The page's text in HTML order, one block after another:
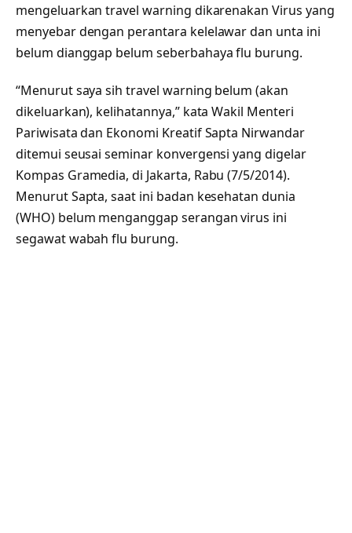
mengeluarkan travel warning dikarenakan Virus yang
menyebar dengan perantara kelelawar dan unta ini
belum dianggap belum seberbahaya flu burung.
“Menurut saya sih travel warning belum (akan
dikeluarkan), kelihatannya,” kata Wakil Menteri
Pariwisata dan Ekonomi Kreatif Sapta Nirwandar
ditemui seusai seminar konvergensi yang digelar
Kompas Gramedia, di Jakarta, Rabu (7/5/2014).
Menurut Sapta, saat ini badan kesehatan dunia
(WHO) belum menganggap serangan virus ini
segawat wabah flu burung.